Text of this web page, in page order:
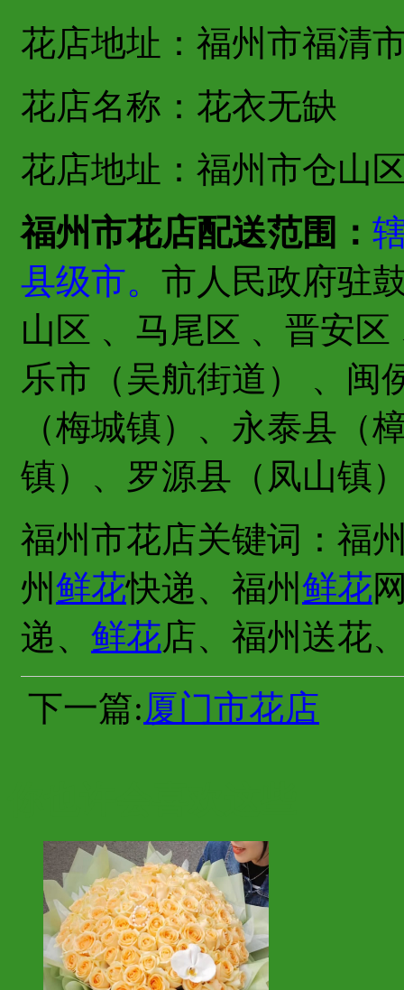
花店地址：福州市福清
花店名称：花衣无缺
花店地址：福州市仓山
福州市花店配送范围：
县级市。 市人民政府驻
山区 、马尾区 、晋安
乐市（吴航街道） 、闽
（梅城镇）、永泰县（
镇）、罗源县（凤山镇
福州市花店关键词：福
州鲜花快递、福州鲜花
递、 鲜花店、福州送花
下一篇:厦门市花店